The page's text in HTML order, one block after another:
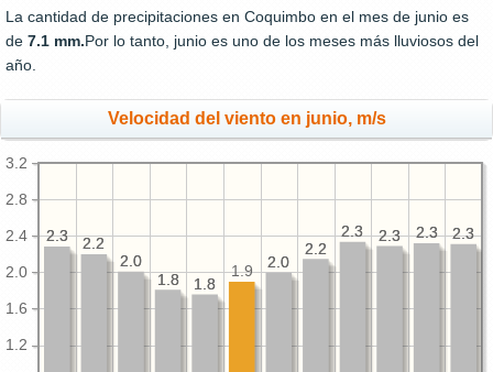
La cantidad de precipitaciones en Coquimbo en el mes de junio es
de 7.1 mm.Por lo tanto, junio es uno de los meses más lluviosos del
año.
Velocidad del viento en junio, m/s
1.2
1.6
2.0
2.4
2.8
3.2
2.3
2.3
2.3
2.3
2.2
2.0
1.8
1.8
2.0
2.2
2.3 2.3
2.3
2.3
2.3
2.2
2.0
1.9
1.8
1.8
2.0
2.2
2.3